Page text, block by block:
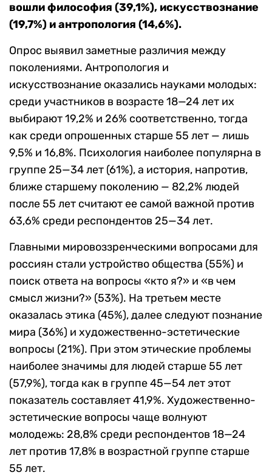
вошли философия (39,1%), искусствознание
(19,7%) и антропология (14,6%).
Опрос выявил заметные различия между
поколениями. Антропология и
искусствознание оказались науками молодых:
среди участников в возрасте 18—24 лет их
выбирают 19,2% и 26% соответственно, тогда
как среди опрошенных старше 55 лет — лишь
9,5% и 16,8%. Психология наиболее популярна в
группе 25—34 лет (61%), а история, напротив,
ближе старшему поколению — 82,2% людей
после 55 лет считают ее самой важной против
63,6% среди респондентов 25—34 лет.
Главными мировоззренческими вопросами для
россиян стали устройство общества (55%) и
поиск ответа на вопросы «кто я?» и «в чем
смысл жизни?» (53%). На третьем месте
оказалась этика (45%), далее следуют познание
мира (36%) и художественно-эстетические
вопросы (21%). При этом этические проблемы
наиболее значимы для людей старше 55 лет
(57,9%), тогда как в группе 45—54 лет этот
показатель составляет 41,9%. Художественно-
эстетические вопросы чаще волнуют
молодежь: 28,8% среди респондентов 18—24
лет против 17,8% в возрастной группе старше
55 лет.